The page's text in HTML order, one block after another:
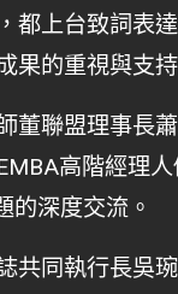
都上台致詞表
果的重視與支持
董聯盟理事長
高階經理
的深度交流。
共同執行長吳